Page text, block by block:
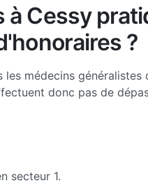
à Cessy
?
les médecins généralistes
donc pas de
secteur 1.